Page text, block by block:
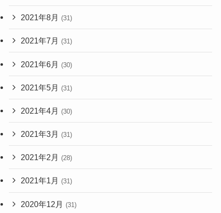
2021年8月 (31)
2021年7月 (31)
2021年6月 (30)
2021年5月 (31)
2021年4月 (30)
2021年3月 (31)
2021年2月 (28)
2021年1月 (31)
2020年12月 (31)